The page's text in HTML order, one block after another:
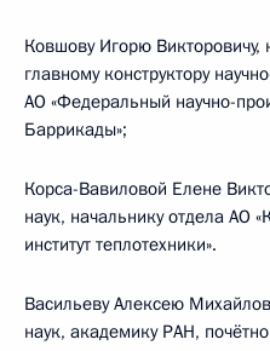
Ковшову Игорю Викторовичу,
главному конструктору
АО «Федеральный научно-
Баррикады»;
Корса-Вавиловой Елене
наук, начальнику отдела АО
институт теплотехники».
Васильеву Алексею
наук, академику РАН,